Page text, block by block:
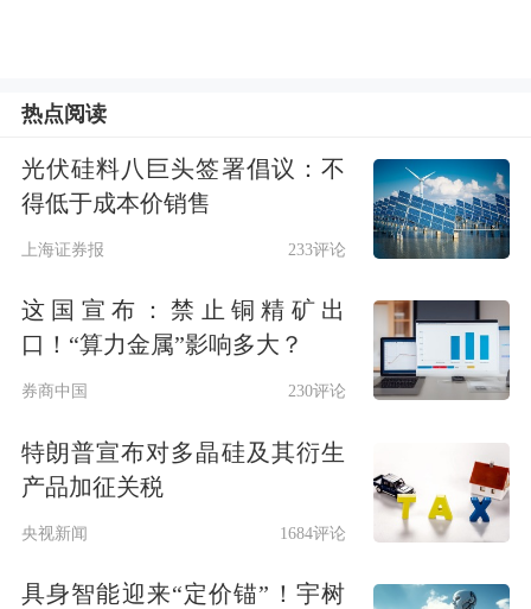
热点阅读
光伏硅料八巨头签署倡议：不
得低于成本价销售
上海证券报 233评论
这国宣布：禁止铜精矿出
口！“算力金属”影响多大？
券商中国 230评论
特朗普宣布对多晶硅及其衍生
产品加征关税
央视新闻 1684评论
具身智能迎来“定价锚”！宇树